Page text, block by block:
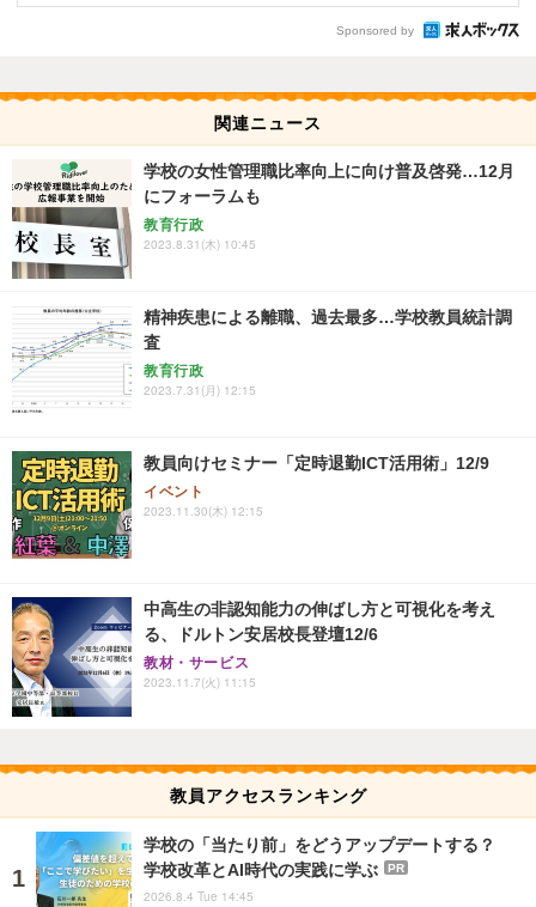
Sponsored by
関連ニュース
学校の女性管理職比率向上に向け普及啓発…12月
にフォーラムも
教育行政
2023.8.31(木) 10:45
精神疾患による離職、過去最多…学校教員統計調
査
教育行政
2023.7.31(月) 12:15
教員向けセミナー「定時退勤ICT活用術」12/9
イベント
2023.11.30(木) 12:15
中高生の非認知能力の伸ばし方と可視化を考え
る、ドルトン安居校長登壇12/6
教材・サービス
2023.11.7(火) 11:15
教員アクセスランキング
学校の「当たり前」をどうアップデートする？
学校改革とAI時代の実践に学ぶ
PR
2026.8.4 Tue 14:45